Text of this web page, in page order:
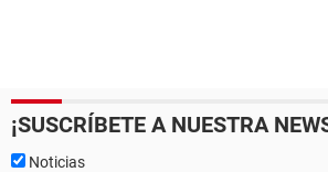
¡SUSCRÍBETE A NUESTRA
Noticias